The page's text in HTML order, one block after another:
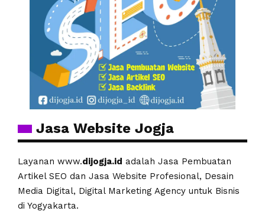
Jasa Website Jogja
Layanan www.dijogja.id adalah Jasa Pembuatan
Artikel SEO dan Jasa Website Profesional, Desain
Media Digital, Digital Marketing Agency untuk Bisnis
di Yogyakarta.